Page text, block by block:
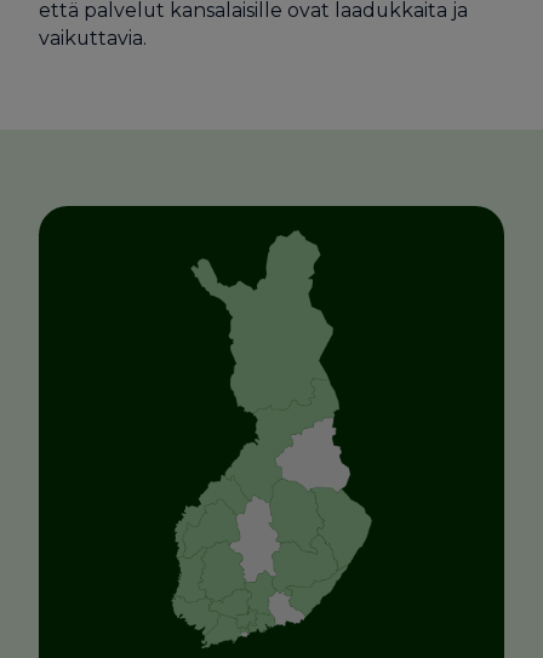
että palvelut kansalaisille ovat laadukkaita ja
vaikuttavia.